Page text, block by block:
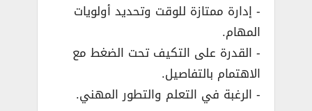
­- إدارة ممتازة للوقت وتحديد أولويات
المهام.
­- القدرة على التكيف تحت الضغط مع
الاهتمام بالتفاصيل.
­- الرغبة في التعلم والتطور المهني.